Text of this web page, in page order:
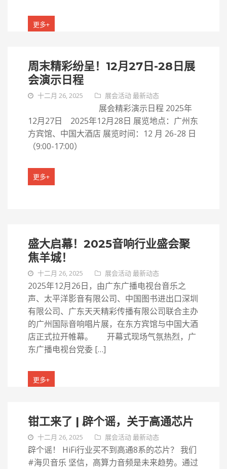
更多+
周末精彩纷呈！12月27日-28日展
会演示日程
十二月 26, 2025 展会活动最新动态
展会精彩演示日程 2025年
12月27日 2025年12月28日 展览地点：广州东
方宾馆、中国大酒店 展览时间：12 月 26-28 日
（9:00-17:00）
更多+
盛大启幕！2025音响行业盛会聚
焦羊城！
十二月 26, 2025 展会活动最新动态
2025年12月26日，由广东广播电视台音乐之
声、太平洋影音有限公司、中国图书进出口深圳
有限公司、广东天天精彩传播有限公司联合主办
的广州国际音响唱片展，在东方宾馆与中国大酒
店正式拉开帷幕。 开幕式现场气氛热烈，广
东广播电视台党委 […]
更多+
钳工来了 | 辟个谣，关于高通芯片
十二月 26, 2025 展会活动最新动态
辟个谣！ HiFi行业买不到高通8系的芯片？ 我们
#海贝音乐 坚信，高算力音频是未来趋势。通过